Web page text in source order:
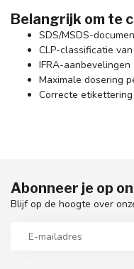
Belangrijk om te
SDS/MSDS-
CLP-classificatie
IFRA-aanbevelingen
Maximale dosering
Correcte
Abonneer je op
Blijf op de hoogte over